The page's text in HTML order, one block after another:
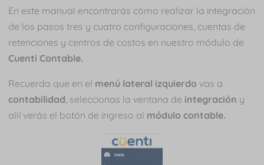
En este manual encontrarás cómo realizar la integración
de los pasos tres y cuatro configuraciones, cuentas de
retenciones y centros de costos en nuestro módulo de
Cuenti Contable.
Recuerda que en el menú lateral izquierdo vas a
contabilidad , seleccionas la ventana de integración y
allí verás el botón de ingreso al módulo contable.